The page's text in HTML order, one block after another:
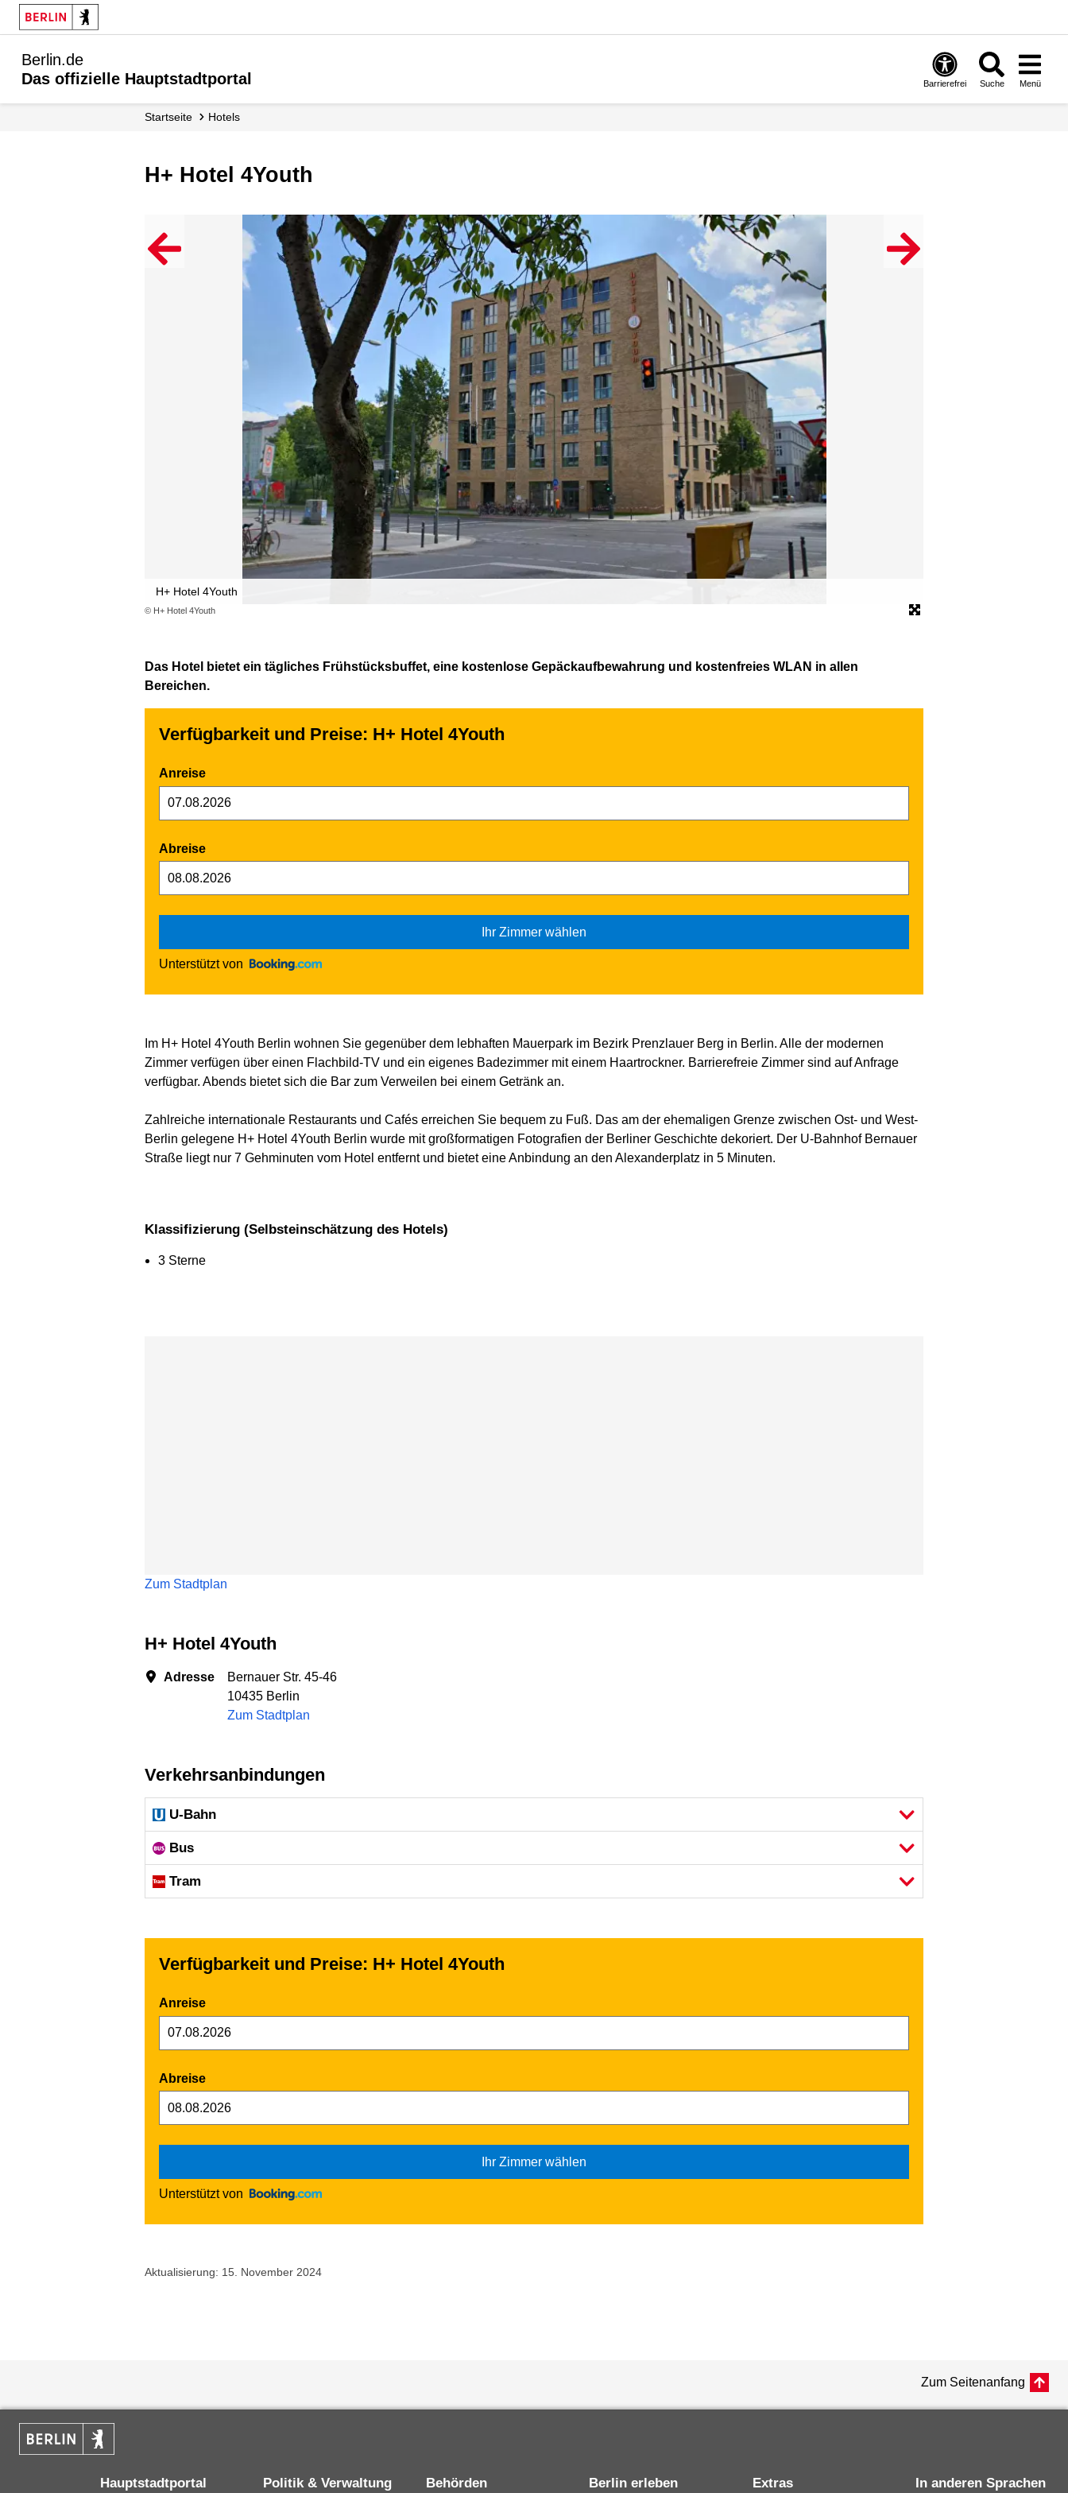
Berlin.de
Das offizielle Hauptstadtportal
Barrierefrei Suche Menü
Startseite Hotels
H+ Hotel 4Youth
© H+ Hotel 4Youth
H+ Hotel 4Youth
Das Hotel bietet ein tägliches Frühstücksbuffet, eine kostenlose Gepäckaufbewahrung und kostenfreies WLAN in allen
Bereichen.
Verfügbarkeit und Preise: H+ Hotel 4Youth
Anreise
Abreise
Ihr Zimmer wählen
Unterstützt von
Im H+ Hotel 4Youth Berlin wohnen Sie gegenüber dem lebhaften Mauerpark im Bezirk Prenzlauer Berg in Berlin. Alle der modernen
Zimmer verfügen über einen Flachbild-TV und ein eigenes Badezimmer mit einem Haartrockner. Barrierefreie Zimmer sind auf Anfrage
verfügbar. Abends bietet sich die Bar zum Verweilen bei einem Getränk an.
Zahlreiche internationale Restaurants und Cafés erreichen Sie bequem zu Fuß. Das am der ehemaligen Grenze zwischen Ost- und West-
Berlin gelegene H+ Hotel 4Youth Berlin wurde mit großformatigen Fotografien der Berliner Geschichte dekoriert. Der U-Bahnhof Bernauer
Straße liegt nur 7 Gehminuten vom Hotel entfernt und bietet eine Anbindung an den Alexanderplatz in 5 Minuten.
Klassifizierung (Selbsteinschätzung des Hotels)
3 Sterne
Zum Stadtplan
H+ Hotel 4Youth
Adresse
Bernauer Str. 45-46
10435 Berlin
Zum Stadtplan
Verkehrsanbindungen
U-Bahn
Bus
Tram
Verfügbarkeit und Preise: H+ Hotel 4Youth
Anreise
Abreise
Ihr Zimmer wählen
Unterstützt von
Aktualisierung: 15. November 2024
Zum Seitenanfang
Hauptstadtportal Politik & Verwaltung Behörden Berlin erleben Extras In anderen Sprachen